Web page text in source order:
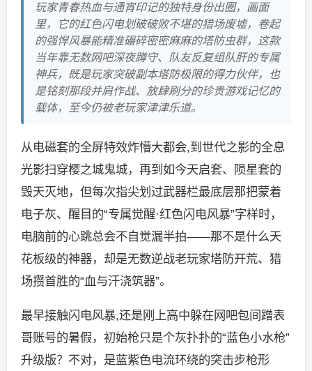
玩家青春热血与通宵印记的独特身份出圈，画面
里，它的红色闪电划破破败不堪的猎场废墟，卷起
的强悍风暴能精准碾碎密密麻麻的塔防虫群，这款
当年靠无数网吧深夜蹲守、队友反复组队肝的专属
神兵，既是玩家突破副本塔防极限的得力伙伴，也
是铭刻那段并肩作战、放肆刷分的珍贵游戏记忆的
载体，至今仍被老玩家津津乐道。
从电磁套的全屏特效炸懵大都会,到世代之影的全息
光影扫穿樱之城鬼城，再到如今天启套、陨星套的
毁天灭地，但每次指尖划过武器栏最底层那把蒙着
电子灰、醒目的“专属觉醒·红色闪电风暴”字样时，
电脑前的心跳总会不自觉漏半拍——那不是什么天
花板级的神器，却是无数逆战老玩家塔防开荒、猎
场攒首胜的“血与汗浇筑器”。
最早接触闪电风暴,还是刚上高中躲在网吧包间蹭表
哥账号的暑假，初始枪只是个灰扑扑的“蓝色小水枪”
升级版？不对，是蓝紫色电流环绕的突击步枪形